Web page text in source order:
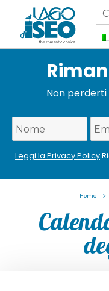
Non perderti
Leggi la Privacy Policy
Home >